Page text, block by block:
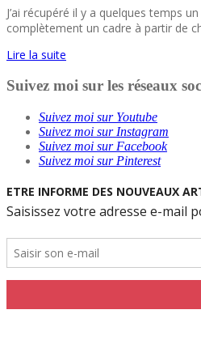
J’ai récupéré il y a quelques temps
complètement un cadre à partir de
Lire la suite
Suivez moi sur les réseaux
Suivez moi sur Youtube
Suivez moi sur Instagram
Suivez moi sur Facebook
Suivez moi sur Pinterest